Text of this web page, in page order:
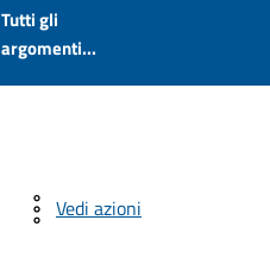
Tutti gli
argomenti...
Vedi azioni